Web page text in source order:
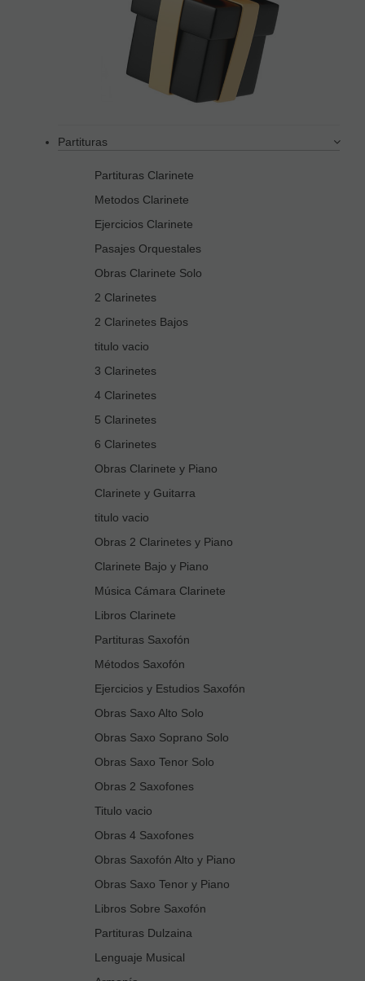
Partituras
Partituras Clarinete
Metodos Clarinete
Ejercicios Clarinete
Pasajes Orquestales
Obras Clarinete Solo
2 Clarinetes
2 Clarinetes Bajos
titulo vacio
3 Clarinetes
4 Clarinetes
5 Clarinetes
6 Clarinetes
Obras Clarinete y Piano
Clarinete y Guitarra
titulo vacio
Obras 2 Clarinetes y Piano
Clarinete Bajo y Piano
Música Cámara Clarinete
Libros Clarinete
Partituras Saxofón
Métodos Saxofón
Ejercicios y Estudios Saxofón
Obras Saxo Alto Solo
Obras Saxo Soprano Solo
Obras Saxo Tenor Solo
Obras 2 Saxofones
Titulo vacio
Obras 4 Saxofones
Obras Saxofón Alto y Piano
Obras Saxo Tenor y Piano
Libros Sobre Saxofón
Partituras Dulzaina
Lenguaje Musical